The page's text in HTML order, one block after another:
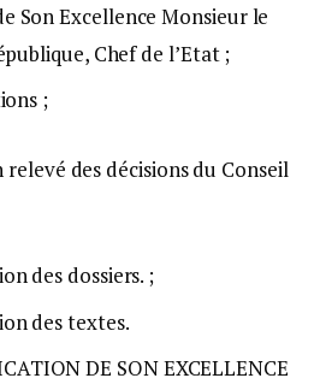
Son Excellence Monsieur le
Chef de l’Etat ;
;
des décisions du Conseil
des dossiers. ;
des textes.
DE SON EXCELLENCE